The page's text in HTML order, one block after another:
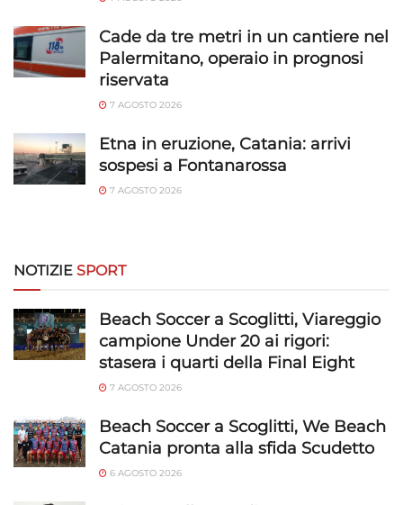
Abbinare e combinare dati provenienti da altre
fonti di dati, Collegare diversi dispositivi,
Identificare i dispositivi in base alle informazioni
trasmesse automaticamente.
Utilizzare dati di geolocalizzazione precisi,
Riconoscere i dispositivi in base a informazioni
richieste attivamente.
Garantire la sicurezza, prevenire e
privacy.
Cade da tre metri in un cantiere nel
Palermitano, operaio in prognosi
riservata
7 AGOSTO 2026
Etna in eruzione, Catania: arrivi
sospesi a Fontanarossa
7 AGOSTO 2026
NOTIZIE SPORT
Beach Soccer a Scoglitti, Viareggio
campione Under 20 ai rigori:
stasera i quarti della Final Eight
7 AGOSTO 2026
Beach Soccer a Scoglitti, We Beach
Catania pronta alla sfida Scudetto
6 AGOSTO 2026